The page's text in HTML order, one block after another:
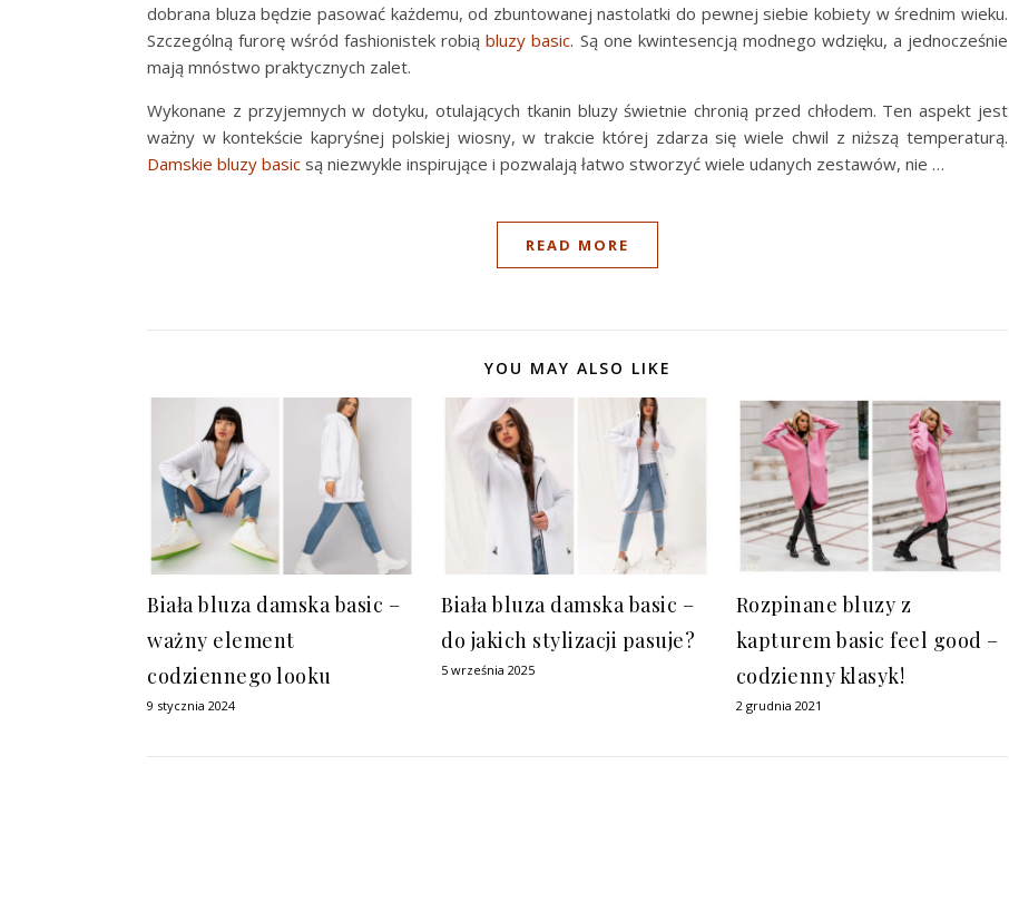
dobrana bluza będzie pasować każdemu, od zbuntowanej nastolatki do pewnej siebie kobiety w średnim wieku.
Szczególną furorę wśród fashionistek robiąbluzy basic. Są one kwintesencją modnego wdzięku, a jednocześnie
mają mnóstwo praktycznych zalet.
Wykonane z przyjemnych w dotyku, otulających tkanin bluzy świetnie chronią przed chłodem. Ten aspekt jest
ważny w kontekście kapryśnej polskiej wiosny, w trakcie której zdarza się wiele chwil z niższą temperaturą.
Damskie bluzy basic są niezwykle inspirujące i pozwalają łatwo stworzyć wiele udanych zestawów, nie …
READ MORE
YOU MAY ALSO LIKE
Biała bluza damska basic –
ważny element
codziennego looku
9 stycznia 2024
Biała bluza damska basic –
do jakich stylizacji pasuje?
5 września 2025
Rozpinane bluzy z
kapturem basic feel good –
codzienny klasyk!
2 grudnia 2021